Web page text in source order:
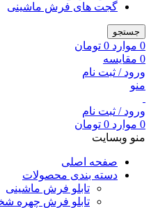
گجت های فرش ماشینی
جستجو
0 موارد 0 تومان
0 مقایسه
ورود / ثبت نام
منو
ورود / ثبت نام
0 موارد 0 تومان
منو وبسایت
صفحه اصلی
دسته بندی محصولات
تابلو فرش ماشینی
تابلو فرش چهره